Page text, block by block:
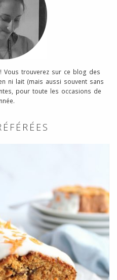
Vous trouverez sur ce blog des
ni lait (mais aussi souvent sans
pour toute les occasions de